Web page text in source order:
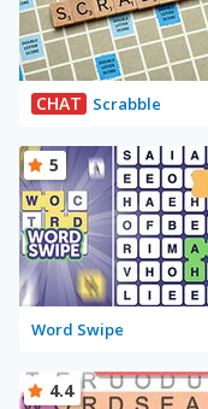
CHAT Scrabble
Word Swipe
5
4.4